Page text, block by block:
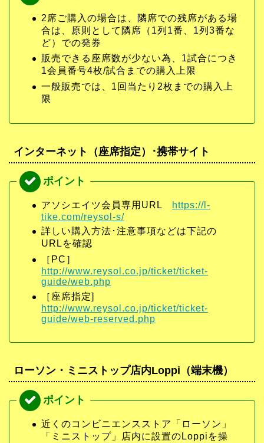
2席ご購入の場合は、隣席での残席がある場
合は、原則として隣席（1列1番、1列3番な
ど）での発券
販売できる座席数が少ない為、1試合につき
1会員番号4枚/試合までの購入上限
一般販売では、1回当たり2枚までの購入上
限
インターネット（座席指定）･携帯サイト
アソシエイツ会員専用URL
https://l-
tike.com/reysol-s/
詳しい購入方法･注意事項などは下記の
URLを確認
［PC］
http://www.reysol.co.jp/ticket/ticket-
guide/web.php
［座席指定]
http://www.reysol.co.jp/ticket/ticket-
guide/web-reserved.php
ローソン・ミニストップ店内Loppi（端末機）
近くのコンビニエンスストア「ローソン」
「ミニストップ」店内に設置のLoppiを操